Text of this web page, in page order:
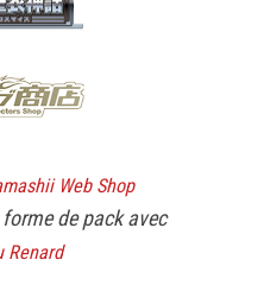
Web Shop
de pack avec
Renard